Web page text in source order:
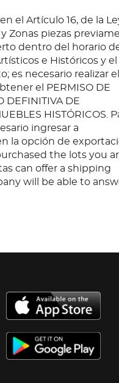
el Artículo 16, de la
Zonas piezas
dentro del horario
e Históricos y el
es necesario realizar el
el PERMISO DE
DEFINITIVA DE
HISTÓRICOS.
ingresar a
la opción de
the lots you
can offer a shipping
will be able to